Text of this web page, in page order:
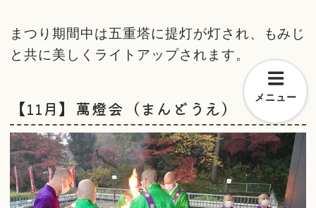
まつり期間中は五重塔に提灯が灯され、もみじ
と共に美しくライトアップされます。
【11月】萬燈会（まんどうえ）
メニュー